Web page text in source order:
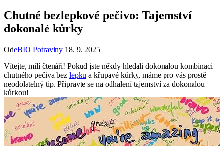
Chutné bezlepkové pečivo: Tajemství
dokonalé kůrky
OdeBIO Potraviny 18. 9. 2025
Vítejte, milí čtenáři! Pokud jste někdy hledali dokonalou kombinaci
chutného ⁢pečiva bez lepku a křupavé kůrky, máme pro vás ​prostě
neodolatelný tip. Připravte se ​na odhalení tajemství za dokonalou
kůrkou!